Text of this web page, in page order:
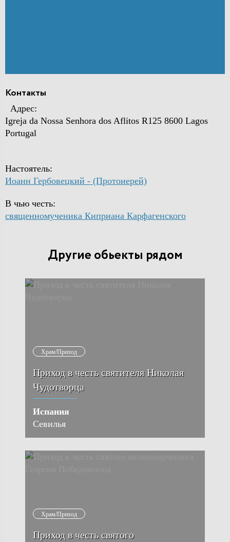
Контакты
Адрес:
Igreja da Nossa Senhora dos Aflitos R125 8600 Lagos
Portugal
Настоятель:
Иоанн Гербовецкий - (Протоиерей)
В чью честь:
священномученика Киприана Карфагенского
Другие обьекты рядом
Храм/Приход
Приход в честь святителя Николая
Чудотворца
Испания
Севилья
Храм/Приход
Приход в честь святого